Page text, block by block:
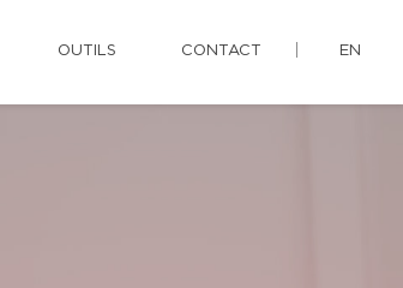
OUTILS CONTACT EN